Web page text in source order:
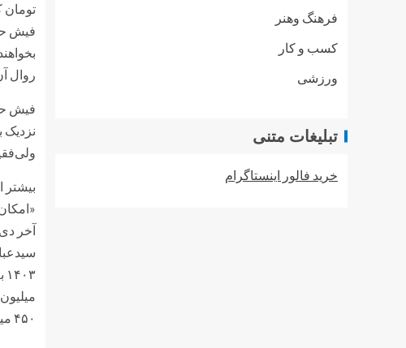
تومان
فیش
روال
۴۵۰ میلیون تومان همه می‌شود.
فرهنگ وهنر
کسب و کار
ورزشی
تبلیغات متنی
خرید فالور اینستاگرام